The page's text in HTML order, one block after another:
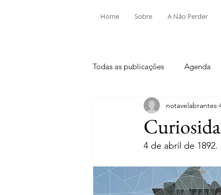
Home Sobre A Não Perder
Todas as publicações Agenda
Aldeia do Mato e Souto
Mouriscas Pego Rio
Tramagal Desporto
notavelabrantes
4 de abril de 1892.